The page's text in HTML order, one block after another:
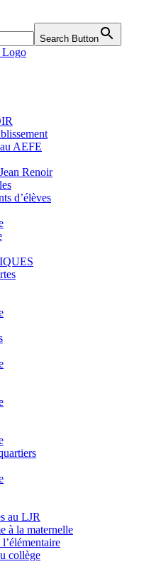
Search Button
AEFE
Renoir
d’élèves
au LJR
à la maternelle
collège